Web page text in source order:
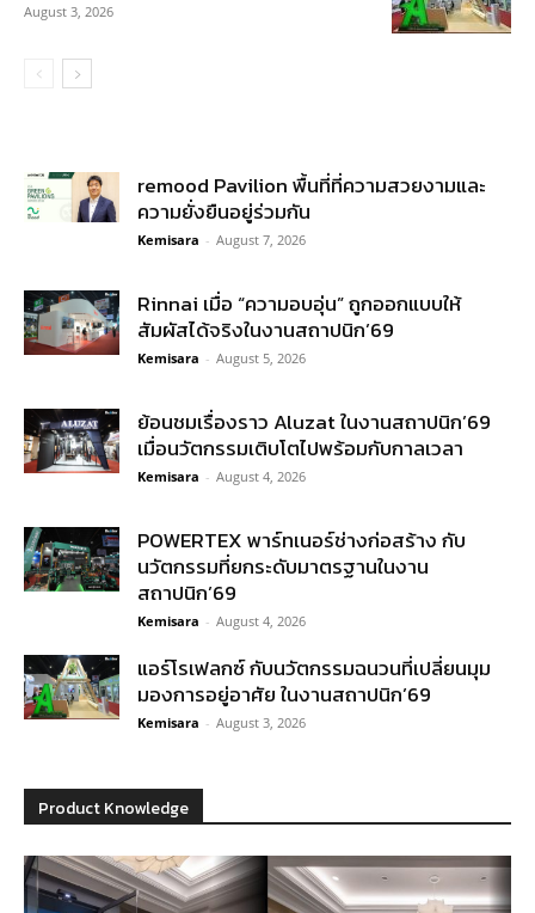
August 3, 2026
remood Pavilion พื้นที่ที่ความสวยงามและ
ความยั่งยืนอยู่ร่วมกัน
Kemisara - August 7, 2026
Rinnai เมื่อ “ความอบอุ่น” ถูกออกแบบให้
สัมผัสได้จริงในงานสถาปนิก’69
Kemisara - August 5, 2026
ย้อนชมเรื่องราว Aluzat ในงานสถาปนิก’69
เมื่อนวัตกรรมเติบโตไปพร้อมกับกาลเวลา
Kemisara - August 4, 2026
POWERTEX พาร์ทเนอร์ช่างก่อสร้าง กับ
นวัตกรรมที่ยกระดับมาตรฐานในงาน
สถาปนิก’69
Kemisara - August 4, 2026
แอร์โรเฟลกซ์ กับนวัตกรรมฉนวนที่เปลี่ยนมุม
มองการอยู่อาศัย ในงานสถาปนิก’69
Kemisara - August 3, 2026
Product Knowledge